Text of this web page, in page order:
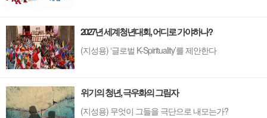
2027년 세계청년대회, 어디로 가야하나?
(지성용) ‘글로벌 K-Spirituality’를 제안한다
위기의 청년, 극우화의 그림자
(지성용) 무엇이 그들을 극단으로 내모는가?